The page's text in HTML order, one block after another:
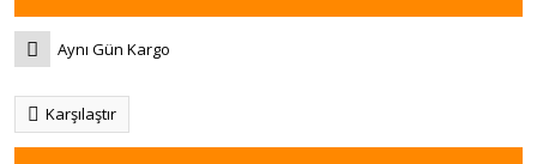
Aynı Gün Kargo
Karşılaştır